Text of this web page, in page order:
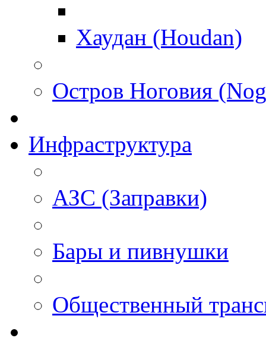
Хаудан (Houdan)
Остров Ноговия
Инфраструктура
АЗС (Заправки)
Бары и пивнушки
Общественный